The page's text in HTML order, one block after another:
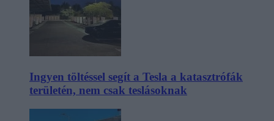
Ingyen töltéssel segít a Tesla a katasztrófák
területén, nem csak teslásoknak